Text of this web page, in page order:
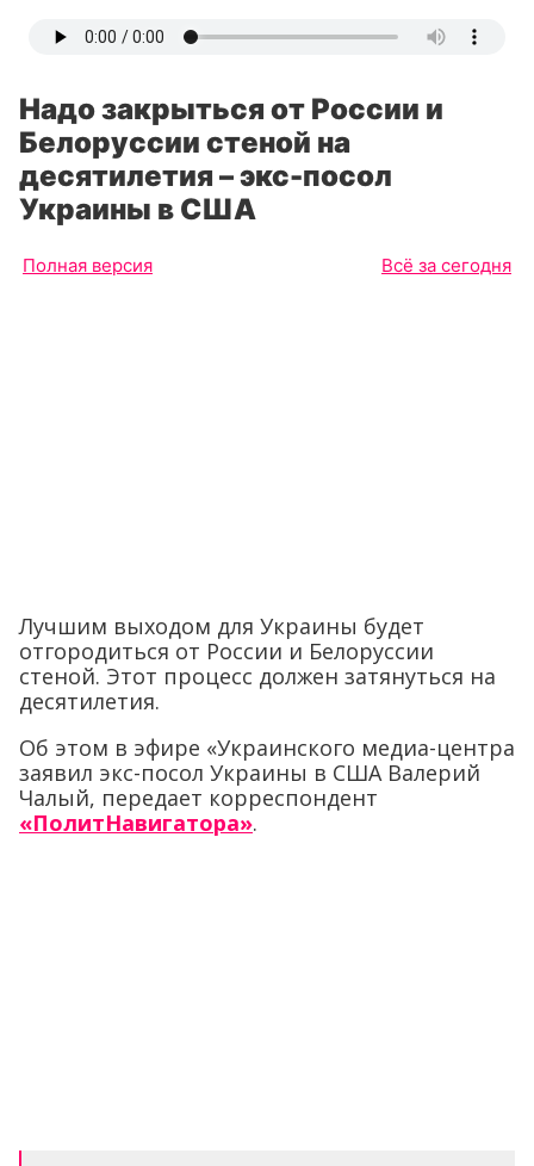
Надо закрыться от России и
Белоруссии стеной на
десятилетия – экс-посол
Украины в США
Полная версия Всё за сегодня
Лучшим выходом для Украины будет
отгородиться от России и Белоруссии
стеной. Этот процесс должен затянуться на
десятилетия.
Об этом в эфире «Украинского медиа-центра
заявил экс-посол Украины в США Валерий
Чалый, передает корреспондент
«ПолитНавигатора».